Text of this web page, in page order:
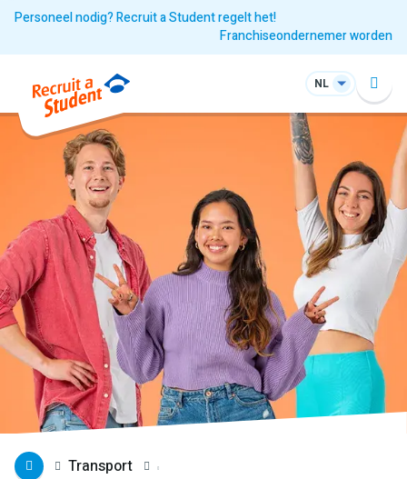
Personeel nodig? Recruit a Student regelt het!
Franchiseondernemer worden
NL
Transport